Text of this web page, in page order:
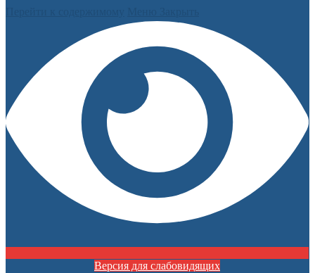
Версия для слабовидящих